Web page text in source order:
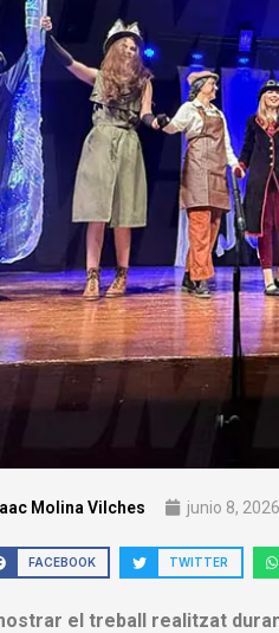
Molina Vilches junio 8, 2026
FACEBOOK TWITTER
el treball realitzat